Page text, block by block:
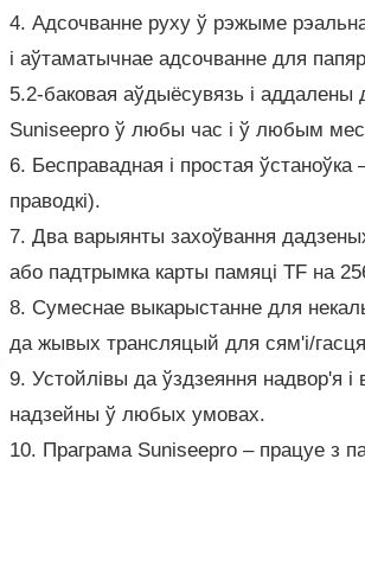
4. Адсочванне руху ў рэжыме
і аўтаматычнае адсочванне для
5.2-баковая аўдыёсувязь і
Suniseepro ў любы час і ў любым
6. Бесправадная і простая
праводкі).
7. Два варыянты захоўвання
або падтрымка карты памяці TF на
8. Сумеснае выкарыстанне для
да жывых трансляцый для сям'і/
9. Устойлівы да ўздзеяння надвор'я
надзейны ў любых умовах.
10. Праграма Suniseepro – працуе з